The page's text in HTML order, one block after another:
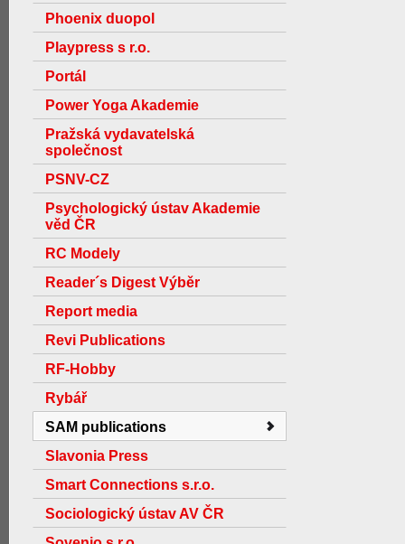
Phoenix duopol
Playpress s r.o.
Portál
Power Yoga Akademie
Pražská vydavatelská
společnost
PSNV-CZ
Psychologický ústav Akademie
věd ČR
RC Modely
Reader´s Digest Výběr
Report media
Revi Publications
RF-Hobby
Rybář
SAM publications
Slavonia Press
Smart Connections s.r.o.
Sociologický ústav AV ČR